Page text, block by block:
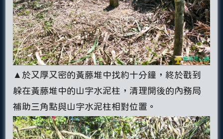
▲於又厚又密的黃藤堆中找約十分鐘，終於戳到
躲在黃藤堆中的山字水泥柱，清理開後的內務局
補助三角點與山字水泥柱相對位置。